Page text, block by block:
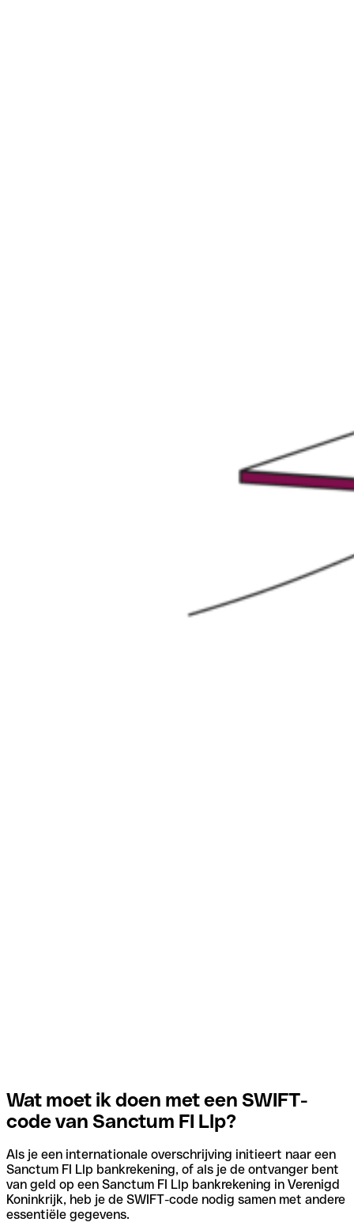
Wat moet ik doen met een SWIFT-
code van Sanctum FI Llp?
Als je een internationale overschrijving initieert naar een
Sanctum FI Llp bankrekening, of als je de ontvanger bent
van geld op een Sanctum FI Llp bankrekening in Verenigd
Koninkrijk, heb je de SWIFT-code nodig samen met andere
essentiële gegevens.